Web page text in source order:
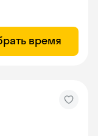
время